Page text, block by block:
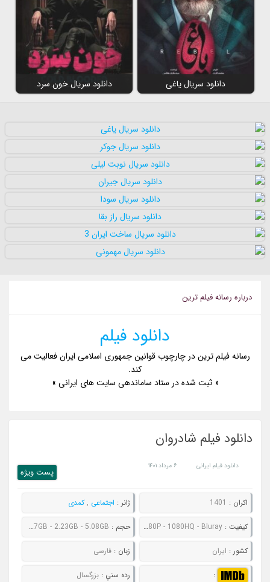
دانلود سریال یاغی دانلود سریال خون سرد
درباره رسانه فيلم ترين
دانلود فیلم
رسانه فیلم ترین در چارچوب قوانین جمهوری اسلامی ایران فعالیت می
کند.
« ثبت شده در ستاد ساماندهی سایت های ایرانی »
دانلود فیلم شادروان
دانلود فیلم ایرانی ۶ مرداد ۱۴۰۱
پست ويژه
اکران : 1401 ژانر : اجتماعی ,کمدی
کيفيت :480P - 720P - 1080P - 1080HQ - Bluray حجم : 357MB - 592MB - 1.37GB - 2.23GB - 5.08GB
کشور : ایران زبان : فارسی
: رده سني : بزرگسال